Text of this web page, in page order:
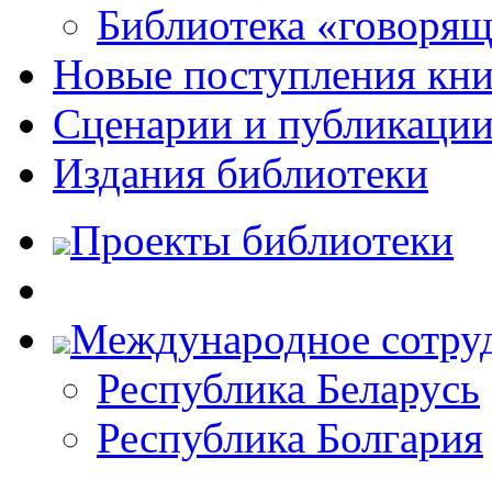
Библиотека
Новые поступления
Сценарии и
Издания библиотеки
Проекты библиотеки
Международное
Республика Беларусь
Республика Болгария